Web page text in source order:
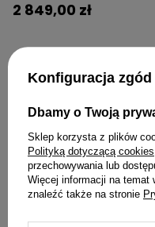
2 849,00 zł
Konfiguracja zgód
Dbamy o Twoją
Sklep korzysta z plików
Polityką dotyczącą cookies
przechowywania lub
Więcej informacji na temat
znaleźć także na stronie